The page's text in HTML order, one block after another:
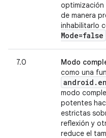
optimización
de manera
inhabilitarlo
Mode=false
7.0 Modo
como una
android .
modo
potentes
estrictas
reflexión y
reduce el